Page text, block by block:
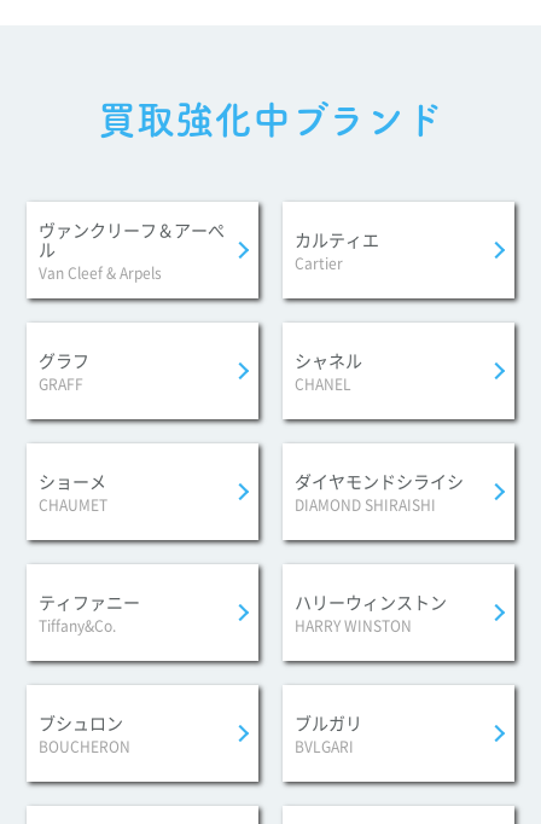
¥2,400,000
フィオレヴァー ブレスレットラージサイズ
フィオレヴァー ブレスレット四弁花
¥500,000
フィオレヴァー ブレスレット中央ダイヤモン
ド
ブルガリ・ブルガリ オープンワーク ブレスレ
ット
ブルガリ
買取強化中ブランド
ヴァンクリーフ＆アーぺ
ル
Van Cleef & Arpels
カルティエ
Cartier
グラフ
GRAFF
シャネル
CHANEL
ショーメ
CHAUMET
ダイヤモンドシライシ
DIAMOND SHIRAISHI
ティファニー
Tiffany&Co.
ハリーウィンストン
HARRY WINSTON
ブシュロン
BOUCHERON
ブルガリ
BVLGARI